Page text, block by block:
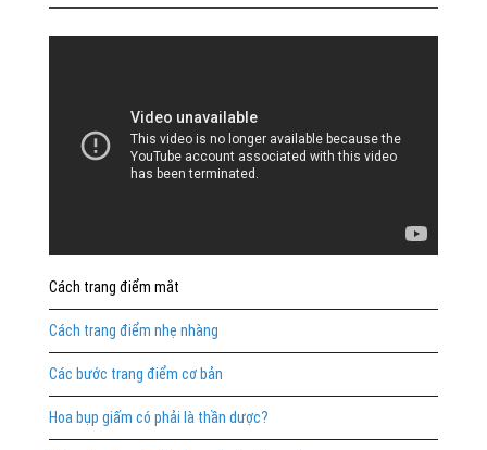
Cách trang điểm mắt
Cách trang điểm nhẹ nhàng
Các bước trang điểm cơ bản
Hoa bụp giấm có phải là thần dược?